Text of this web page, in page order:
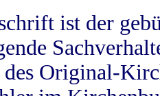
ist der
Original-